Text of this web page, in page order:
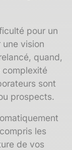
pour un
vision
quand,
sont
prospects.
les
de vos